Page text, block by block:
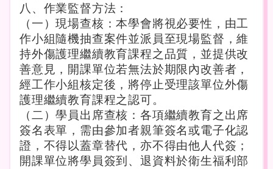
八、作業監督方法：
（一）現場查核：本學會將視必要性，由工
作小組隨機抽查案件並派員至現場監督，維
持外傷護理繼續教育課程之品質，並提供改
善意見，開課單位若無法於期限內改善者，
經工作小組核定後，將停止受理該單位外傷
護理繼續教育課程之認可。
（二）學員出席查核：各項繼續教育之出席
簽名表單，需由參加者親筆簽名或電子化認
證，不得以蓋章替代，亦不得由他人代簽；
開課單位將學員簽到、退資料於衛生福利部